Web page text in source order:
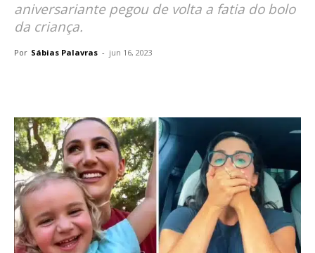
aniversariante pegou de volta a fatia do bolo
da criança.
Por Sábias Palavras - jun 16, 2023